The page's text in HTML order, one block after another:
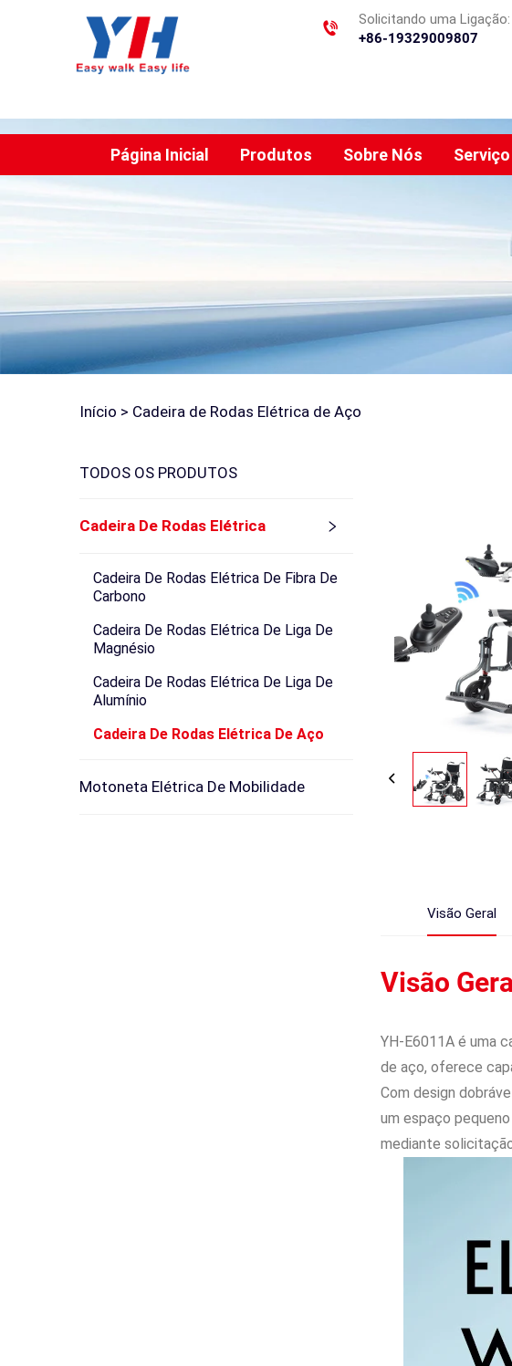
Solicitando uma Ligação:
+86-19329009807
Página Inicial Produtos Sobre Nós Serviço
Início > Cadeira de Rodas Elétrica de Aço
TODOS OS PRODUTOS
Cadeira De Rodas Elétrica
Cadeira De Rodas Elétrica De Fibra De
Carbono
Cadeira De Rodas Elétrica De Liga De
Magnésio
Cadeira De Rodas Elétrica De Liga De
Alumínio
Cadeira De Rodas Elétrica De Aço
Motoneta Elétrica De Mobilidade
Visão Geral
Visão Geral
YH-E6011A é uma
de aço, oferece
Com design
um espaço
mediante